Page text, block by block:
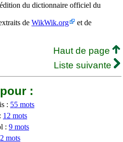
du dictionnaire officiel du
de WikWik.org
et de
Haut de page
Liste suivante
:
: 55 mots
12 mots
: 9 mots
2 mots